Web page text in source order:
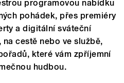
programovou nabídku
pohádek, přes premiéry
a digitální sváteční
cestě nebo ve službě,
které vám zpříjemní
hudbou.